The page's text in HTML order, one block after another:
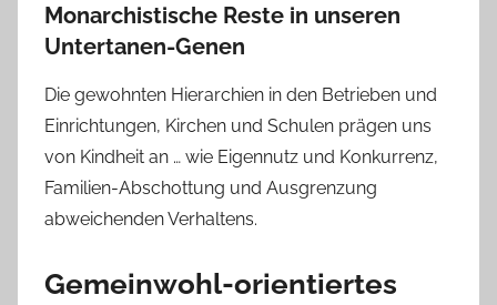
Monarchistische Reste in unseren
Untertanen-Genen
Die gewohnten Hierarchien in den Betrieben und
Einrichtungen, Kirchen und Schulen prägen uns
von Kindheit an … wie Eigennutz und Konkurrenz,
Familien-Abschottung und Ausgrenzung
abweichenden Verhaltens.
Gemeinwohl-orientiertes